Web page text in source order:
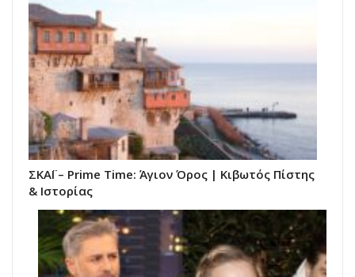
ΣΚΑΪ – Prime Time: Άγιον Όρος | Κιβωτός Πίστης
& Ιστορίας